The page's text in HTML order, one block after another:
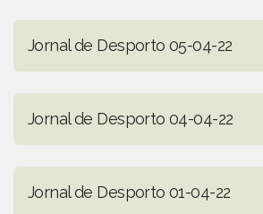
Jornal de Desporto 05-04-22
Jornal de Desporto 04-04-22
Jornal de Desporto 01-04-22